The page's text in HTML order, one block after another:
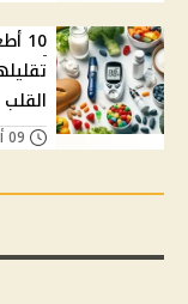
القلب